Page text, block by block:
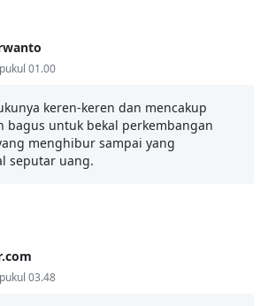
01.00
keren-keren dan mencakup
bagus untuk bekal perkembangan
menghibur sampai yang
seputar uang.
03.48